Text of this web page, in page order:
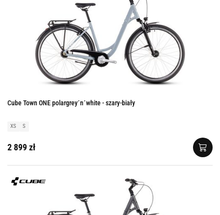
Cube Town ONE polargrey´n´white - szary-biały
XS S
2 899 zł